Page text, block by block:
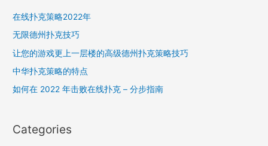
h
f
o
在线扑克策略2022年
无限德州扑克技巧
让您的游戏更上一层楼的高级德州扑克策略技巧
中华扑克策略的特点
如何在 2022 年击败在线扑克 – 分步指南
Categories